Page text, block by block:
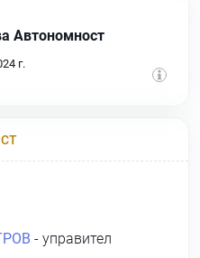
Автономност
г.
- управител